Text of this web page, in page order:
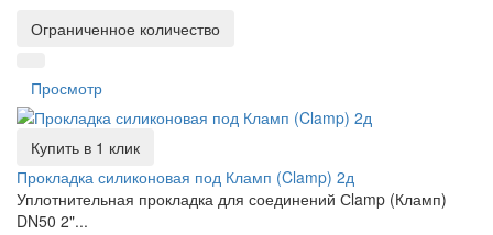
Ограниченное количество
Просмотр
Купить в 1 клик
Прокладка силиконовая под Кламп (Clamp) 2д
Уплотнительная прокладка для соединений Сlamp (Кламп)
DN50 2"...